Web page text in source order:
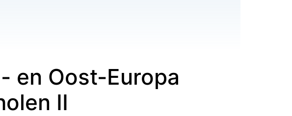
en Oost-Europa
II